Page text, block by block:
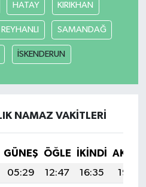
HATAY KIRIKHAN
REYHANLI SAMANDAĞ
İSKENDERUN
NAMAZ VAKITLERI
GÜNEŞ ÖĞLE İKINDI
05:29 12:47 16:35
19:55